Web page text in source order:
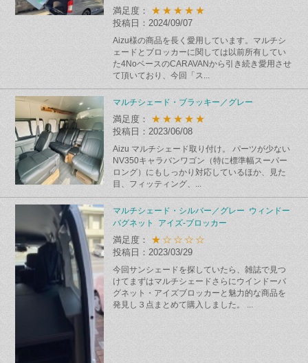
満足度： ★★★★★
投稿日：2024/09/07
Aizu様の商品を長く愛用しています。マルチシ
ェードとブロッカーに関しては以前所有してい
た4NoベースのCARAVANから引き続き愛用させ
て頂いており、今回「ス...
マルチシェード・ブラッキー／グレー
満足度： ★★★★★
投稿日：2023/06/08
Aizu マルチシェード取り付け。 パーツが少ない
NV350キャラバンワゴン（特に標準幅スーパー
ロング）にもしっかり対応しているほか、見た
目、フィッティング、...
マルチシェード・シルバー／グレー ウィンドー
バグネット アイズ-ブロッカー
満足度： ★☆☆☆☆
投稿日：2023/03/29
今回サンシェードを探していたら、雑誌で見つ
けてまずはマルチシェードさらにウインドーバ
グネット・アイズブロッカーと魅力的な商品を
発見し３点まとめて購入しました。 ...